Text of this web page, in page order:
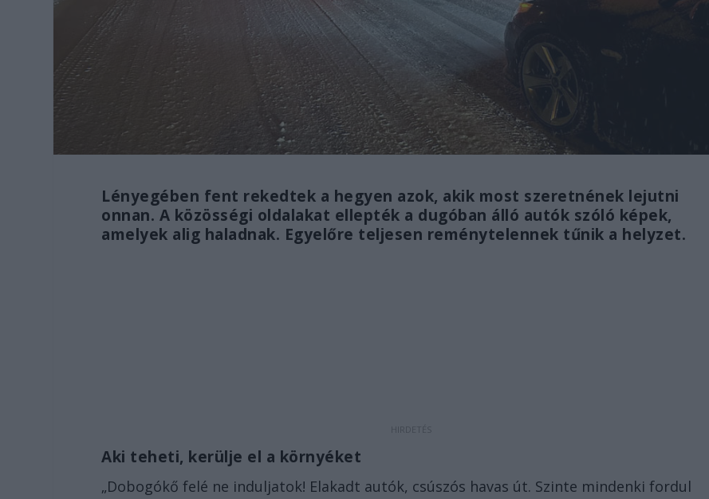
Lényegében fent rekedtek a hegyen azok, akik most szeretnének lejutni
onnan. A közösségi oldalakat ellepték a dugóban álló autók szóló képek,
amelyek alig haladnak. Egyelőre teljesen reménytelennek tűnik a helyzet.
Aki teheti, kerülje el a környéket
„Dobogókő felé ne induljatok! Elakadt autók, csúszós havas út. Szinte mindenki fordul